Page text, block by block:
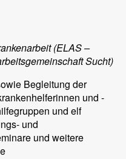
(ELAS –
Sucht)
Begleitung der
und -
und elf
und
und weitere